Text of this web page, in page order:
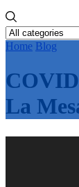
Home Blog
La